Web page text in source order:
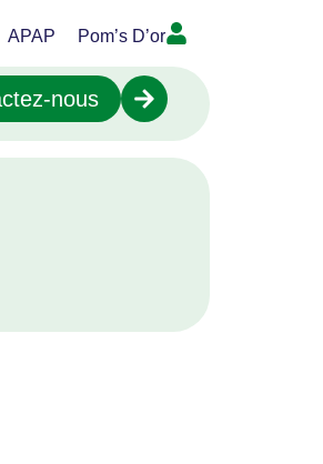
APAP Pom’s D’or
nous